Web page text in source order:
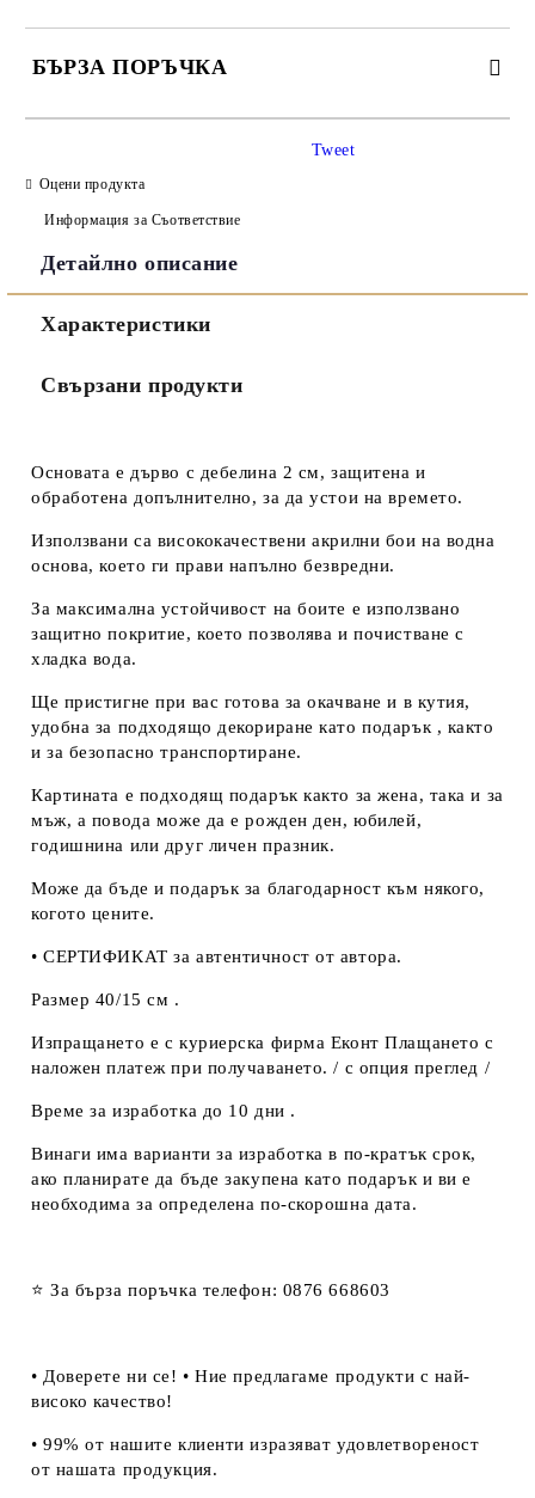
БЪРЗА ПОРЪЧКА
Ние ще се свържем с вас в рамките на работния ден.
Tweet
Оцени продукта
Информация за Съответствие
Детайлно описание
Характеристики
Свързани продукти
Основата е дърво с дебелина 2 см, защитена и
обработена допълнително, за да устои на времето.
Използвани са висококачествени акрилни бои на водна
основа, което ги прави напълно безвредни.
За максимална устойчивост на боите е използвано
защитно покритие, което позволява и почистване с
хладка вода.
Ще пристигне при вас готова за окачване и в кутия,
удобна за подходящо декориране като подарък , както
и за безопасно транспортиране.
Картината е подходящ подарък както за жена, така и за
мъж, а повода може да е рожден ден, юбилей,
годишнина или друг личен празник.
Може да бъде и подарък за благодарност към някого,
когото цените.
• СЕРТИФИКАТ за автентичност от автора.
Размер 40/15 см .
Изпращането е с куриерска фирма Еконт Плащането с
наложен платеж при получаването. / с опция преглед /
Време за изработка до 10 дни .
Винаги има варианти за изработка в по-кратък срок,
ако планирате да бъде закупена като подарък и ви е
необходима за определена по-скорошна дата.
⭐ За бърза поръчка телефон: 0876 668603
• Доверете ни се! • Ние предлагаме продукти с най-
високо качество!
• 99% от нашите клиенти изразяват удовлетвореност
от нашата продукция.